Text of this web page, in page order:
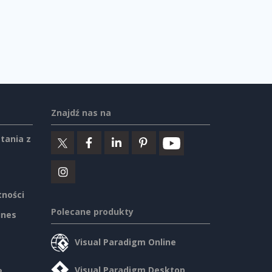
z
Znajdź nas na
Polecane produkty
Visual Paradigm Online